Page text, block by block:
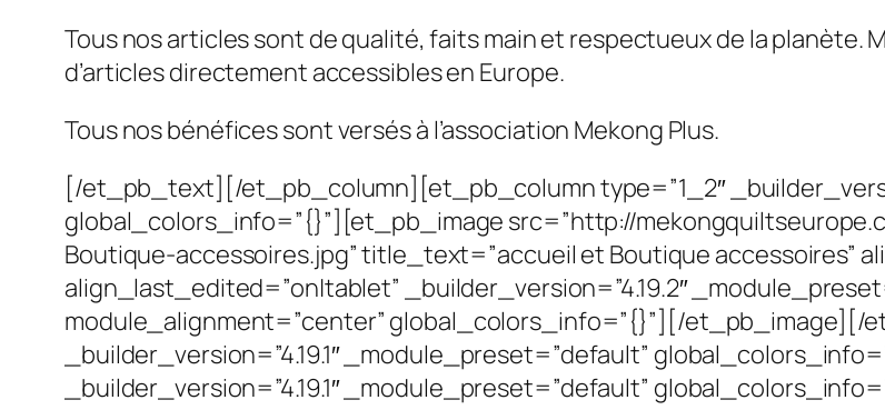
Tous nos articles sont de qualité, faits main et respectueux de la planète.
d’articles directement accessibles en Europe.
Tous nos bénéfices sont versés à l’association Mekong Plus.
[/et_pb_text][/et_pb_column][et_pb_column type=”1_2″
global_colors_info=”{}”][et_pb_image src=”http://
Boutique-accessoires.jpg” title_text=”accueil et Boutique accessoires”
align_last_edited=”on|tablet” _builder_version=”4.19.2″
module_alignment=”center” global_colors_info=”{}”][/
_builder_version=”4.19.1″ _module_preset=”default”
_builder_version=”4.19.1″ _module_preset=”default”